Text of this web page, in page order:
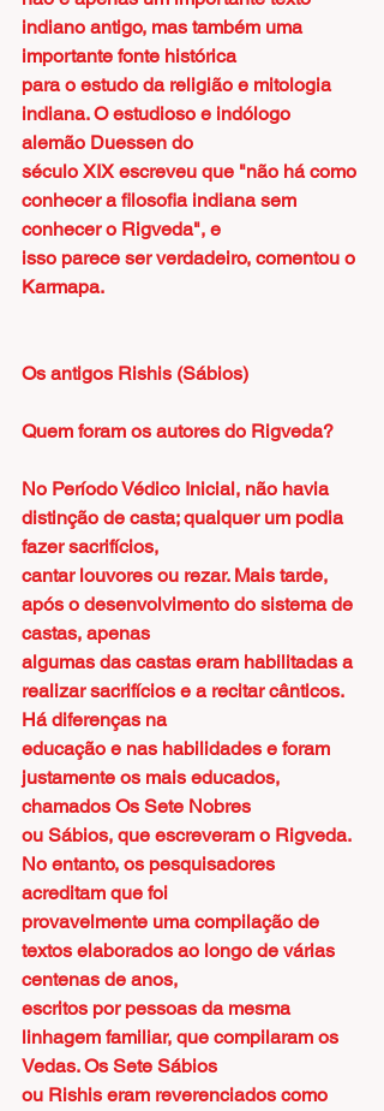
indiano antigo, mas também uma
importante fonte histórica
para o estudo da religião e mitologia
indiana. O estudioso e indólogo
alemão Duessen do
século XIX escreveu que "não há como
conhecer a filosofia indiana sem
conhecer o Rigveda", e
isso parece ser verdadeiro, comentou o
Karmapa.
Os antigos Rishis (Sábios)
Quem foram os autores do Rigveda?
No Período Védico Inicial, não havia
distinção de casta; qualquer um podia
fazer sacrifícios,
cantar louvores ou rezar. Mais tarde,
após o desenvolvimento do sistema de
castas, apenas
algumas das castas eram habilitadas a
realizar sacrifícios e a recitar cânticos.
Há diferenças na
educação e nas habilidades e foram
justamente os mais educados,
chamados Os Sete Nobres
ou Sábios, que escreveram o Rigveda.
No entanto, os pesquisadores
acreditam que foi
provavelmente uma compilação de
textos elaborados ao longo de várias
centenas de anos,
escritos por pessoas da mesma
linhagem familiar, que compilaram os
Vedas. Os Sete Sábios
ou Rishis eram reverenciados como